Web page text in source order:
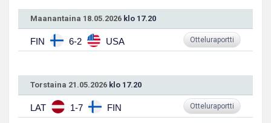
Maanantaina 18.05.2026 klo 17.20
FIN 6-2 USA Otteluraportti
Torstaina 21.05.2026 klo 17.20
LAT 1-7 FIN Otteluraportti